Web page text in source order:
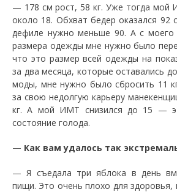
— 178 см рост, 58 кг. Уже тогда мой
около 18. Обхват бедер оказался 92
дефиле нужно меньше 90. А с моего
размера одежды мне нужно было
что это размер всей одежды на
за два месяца, которые оставались
моды, мне нужно было сбросить 11
за свою недолгую карьеру
кг. А мой ИМТ снизился до 15 —
состояние голода.
— Как вам удалось так
— Я съедала три яблока в день
пищи. Это очень плохо для здоровья,